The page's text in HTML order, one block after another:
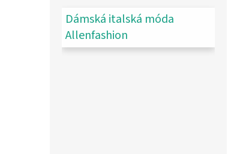
Dámská italská móda
Allenfashion